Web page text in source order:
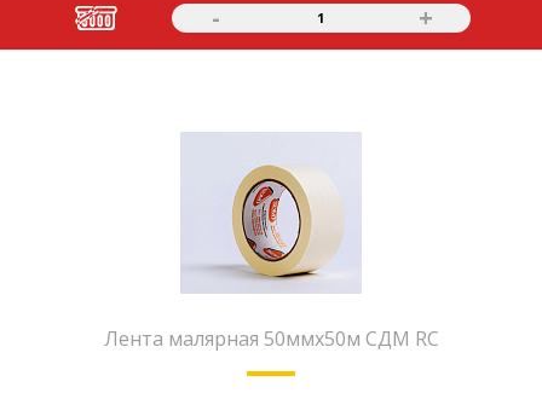
- 1 +
Лента малярная 50ммх50м СДМ RC